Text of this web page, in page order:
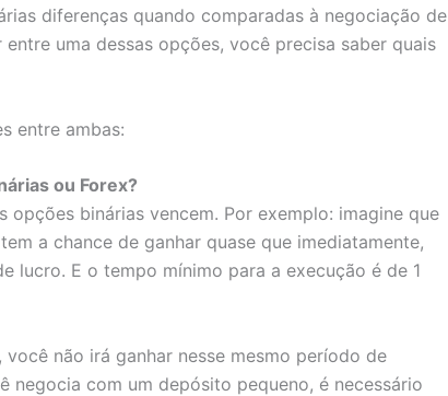
diferenças quando comparadas à negociação de
uma dessas opções, você precisa saber quais
entre ambas:
ou Forex?
opções binárias vencem. Por exemplo: imagine que
a chance de ganhar quase que imediatamente,
lucro. E o tempo mínimo para a execução é de 1
não irá ganhar nesse mesmo período de
negocia com um depósito pequeno, é necessário